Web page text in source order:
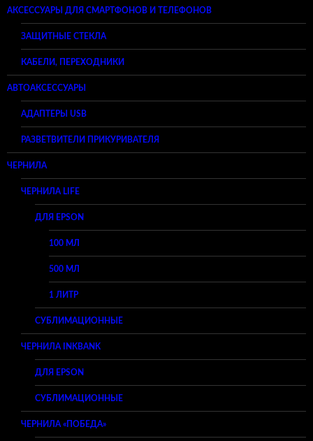
АКСЕССУАРЫ ДЛЯ СМАРТФОНОВ И ТЕЛЕФОНОВ
ЗАЩИТНЫЕ СТЕКЛА
КАБЕЛИ, ПЕРЕХОДНИКИ
АВТОАКСЕССУАРЫ
АДАПТЕРЫ USB
РАЗВЕТВИТЕЛИ ПРИКУРИВАТЕЛЯ
ЧЕРНИЛА
ЧЕРНИЛА LIFE
ДЛЯ EPSON
100 МЛ
500 МЛ
1 ЛИТР
СУБЛИМАЦИОННЫЕ
ЧЕРНИЛА INKBANK
ДЛЯ EPSON
СУБЛИМАЦИОННЫЕ
ЧЕРНИЛА «ПОБЕДА»